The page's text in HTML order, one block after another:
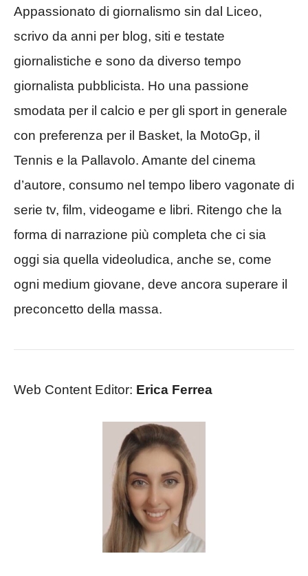
Appassionato di giornalismo sin dal Liceo,
scrivo da anni per blog, siti e testate
giornalistiche e sono da diverso tempo
giornalista pubblicista. Ho una passione
smodata per il calcio e per gli sport in generale
con preferenza per il Basket, la MotoGp, il
Tennis e la Pallavolo. Amante del cinema
d’autore, consumo nel tempo libero vagonate di
serie tv, film, videogame e libri. Ritengo che la
forma di narrazione più completa che ci sia
oggi sia quella videoludica, anche se, come
ogni medium giovane, deve ancora superare il
preconcetto della massa.
Web Content Editor: Erica Ferrea